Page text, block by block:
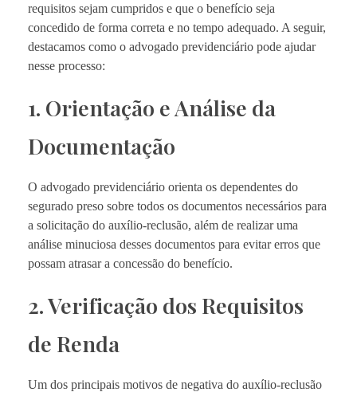
requisitos sejam cumpridos e que o benefício seja
concedido de forma correta e no tempo adequado. A seguir,
destacamos como o advogado previdenciário pode ajudar
nesse processo:
1. Orientação e Análise da
Documentação
O advogado previdenciário orienta os dependentes do
segurado preso sobre todos os documentos necessários para
a solicitação do auxílio-reclusão, além de realizar uma
análise minuciosa desses documentos para evitar erros que
possam atrasar a concessão do benefício.
2. Verificação dos Requisitos
de Renda
Um dos principais motivos de negativa do auxílio-reclusão